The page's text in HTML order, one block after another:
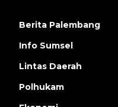
Berita Palembang
Info Sumsel
Lintas Daerah
Polhukam